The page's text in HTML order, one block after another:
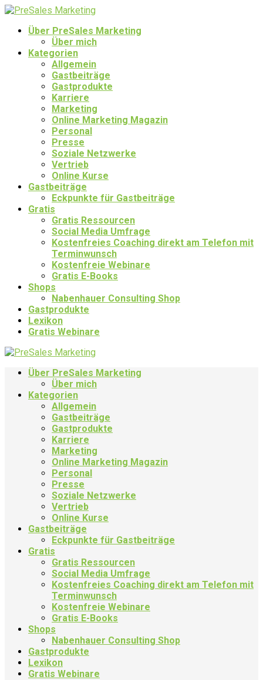
Über PreSales Marketing
Über mich
Kategorien
Allgemein
Gastbeiträge
Gastprodukte
Karriere
Marketing
Online Marketing Magazin
Personal
Presse
Soziale Netzwerke
Vertrieb
Online Kurse
Gastbeiträge
Eckpunkte für Gastbeiträge
Gratis
Gratis Ressourcen
Social Media Umfrage
Kostenfreies Coaching direkt am Telefon mit
Terminwunsch
Kostenfreie Webinare
Gratis E-Books
Shops
Nabenhauer Consulting Shop
Gastprodukte
Lexikon
Gratis Webinare
Über PreSales Marketing
Über mich
Kategorien
Allgemein
Gastbeiträge
Gastprodukte
Karriere
Marketing
Online Marketing Magazin
Personal
Presse
Soziale Netzwerke
Vertrieb
Online Kurse
Gastbeiträge
Eckpunkte für Gastbeiträge
Gratis
Gratis Ressourcen
Social Media Umfrage
Kostenfreies Coaching direkt am Telefon mit
Terminwunsch
Kostenfreie Webinare
Gratis E-Books
Shops
Nabenhauer Consulting Shop
Gastprodukte
Lexikon
Gratis Webinare